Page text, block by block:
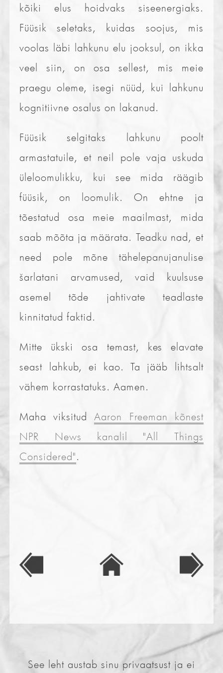
kõiki elus hoidvaks siseenergiaks.
Füüsik seletaks, kuidas soojus, mis
voolas läbi lahkunu elu jooksul, on ikka
veel siin, on osa sellest, mis meie
praegu oleme, isegi nüüd, kui lahkunu
kognitiivne osalus on lakanud.
Füüsik selgitaks lahkunu poolt
armastatuile, et neil pole vaja uskuda
üleloomulikku, kui see mida räägib
füüsik, on loomulik. On ehtne ja
tõestatud osa meie maailmast, mida
saab mõõta ja määrata. Teadku nad, et
need pole mõne tähelepanujanulise
šarlatani arvamused, vaid kuulsuse
asemel tõde jahtivate teadlaste
kinnitatud faktid.
Mitte ükski osa temast, kes elavate
seast lahkub, ei kao. Ta jääb lihtsalt
vähem korrastatuks. Aamen.
Maha viksitudAaron Freeman kõnest
NPR News kanalil "All Things
Considered".
See leht austab sinu privaatsust ja ei